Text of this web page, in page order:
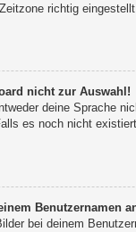
richtig
nicht zur Auswahl!
deine Sprache
es noch nicht
Benutzernamen
bei deinem